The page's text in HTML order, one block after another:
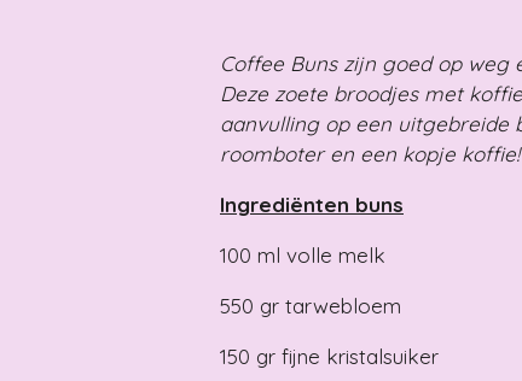
Coffee Buns zijn goed op
Deze zoete broodjes met
aanvulling op een uitgebreide
roomboter en een kopje koffie!
Ingrediënten buns
100 ml volle melk
550 gr tarwebloem
150 gr fijne kristalsuiker